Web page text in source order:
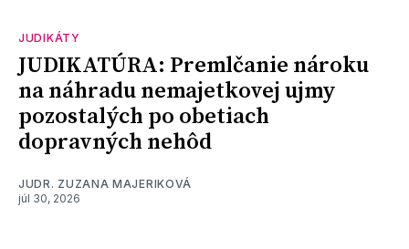
JUDIKÁTY
JUDIKATÚRA: Premlčanie nároku
na náhradu nemajetkovej ujmy
pozostalých po obetiach
dopravných nehôd
JUDR. ZUZANA MAJERIKOVÁ
júl 30, 2026